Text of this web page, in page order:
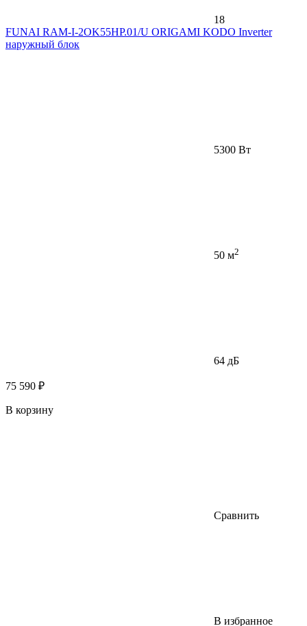
18
FUNAI RAM-I-2OK55HP.01/U ORIGAMI KODO Inverter
наружный блок
5300 Вт
50 м2
64 дБ
75 590 ₽
В корзину
Сравнить
В избранное